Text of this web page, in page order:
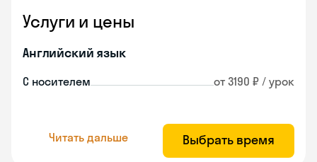
Услуги и цены
Английский язык
С носителем от 3190 ₽ / урок
Читать дальше Выбрать время